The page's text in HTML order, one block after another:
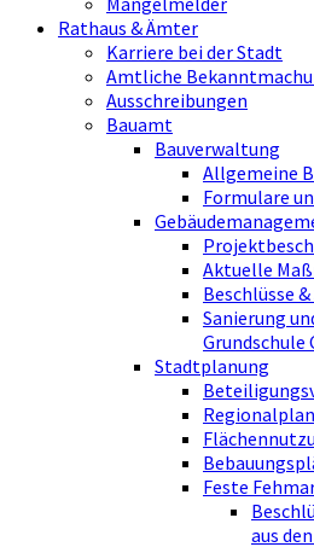
Rathaus & Ämter
Karriere bei der Stadt
Amtliche
Ausschreibungen
Bauamt
Bauverwaltung
Allgemeine
Formulare
Aktuelle
Beschlüsse
Sanierung
Grundschule
Stadtplanung
Feste
aus